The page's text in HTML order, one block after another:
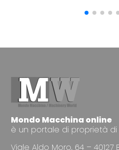
Mondo Macchina online
è un portale di proprietà di
Viale Aldo Moro, 64 – 40127